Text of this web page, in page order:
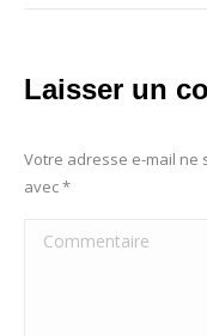
Laisser un
Votre adresse e-mail ne
avec*
Commentaire